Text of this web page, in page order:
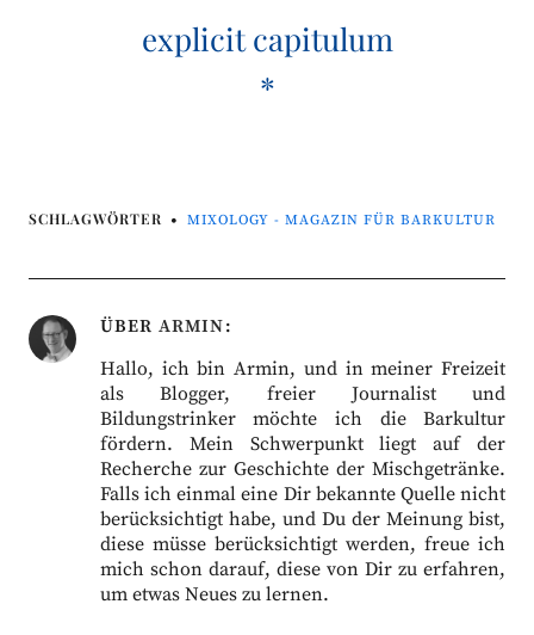
explicit capitulum
*
SCHLAGWÖRTER MIXOLOGY - MAGAZIN FÜR BARKULTUR
ÜBER ARMIN
Hallo, ich bin Armin, und in meiner Freizeit
als Blogger, freier Journalist und
Bildungstrinker möchte ich die Barkultur
fördern. Mein Schwerpunkt liegt auf der
Recherche zur Geschichte der Mischgetränke.
Falls ich einmal eine Dir bekannte Quelle nicht
berücksichtigt habe, und Du der Meinung bist,
diese müsse berücksichtigt werden, freue ich
mich schon darauf, diese von Dir zu erfahren,
um etwas Neues zu lernen.